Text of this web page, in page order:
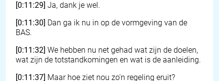
[0:11:29] Ja, dank je wel.
[0:11:30] Dan ga ik nu in op de vormgeving van de
BAS.
[0:11:32] We hebben nu net gehad wat zijn de doelen,
wat zijn de totstandkomingen en wat is de aanleiding.
[0:11:37] Maar hoe ziet nou zo'n regeling eruit?